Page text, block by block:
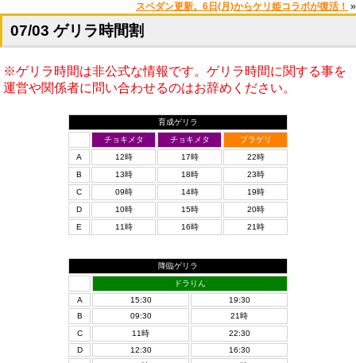
スペダン更新。6日(月)からケリ姫コラボが復活！ »
07/03 ゲリラ時間割
※ゲリラ時間は非公式な情報です。ゲリラ時間に関する事を
運営や関係者に問い合わせるのはお辞めください。
育成ゲリラ
チョキメタ
チョキメタ
プラゲリ
A
12時 17時
22時
B
13時 18時
23時
C
09時 14時
19時
D
10時 15時
20時
E
11時 16時 21時
降臨ゲリラ
ドラりん
A
15:30
19:30
B
09:30
21時
C
11時
22:30
D
12:30
16:30